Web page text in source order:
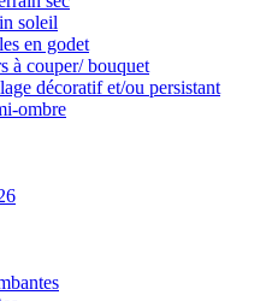
soleil
en godet
à couper/ bouquet
décoratif et/ou persistant
ombre